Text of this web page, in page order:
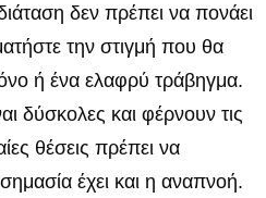
δεν πρέπει να πονάει
την στιγμή που θα
ή ένα ελαφρύ τράβηγμα.
δύσκολες και φέρνουν τις
θέσεις πρέπει να
έχει και η αναπνοή.